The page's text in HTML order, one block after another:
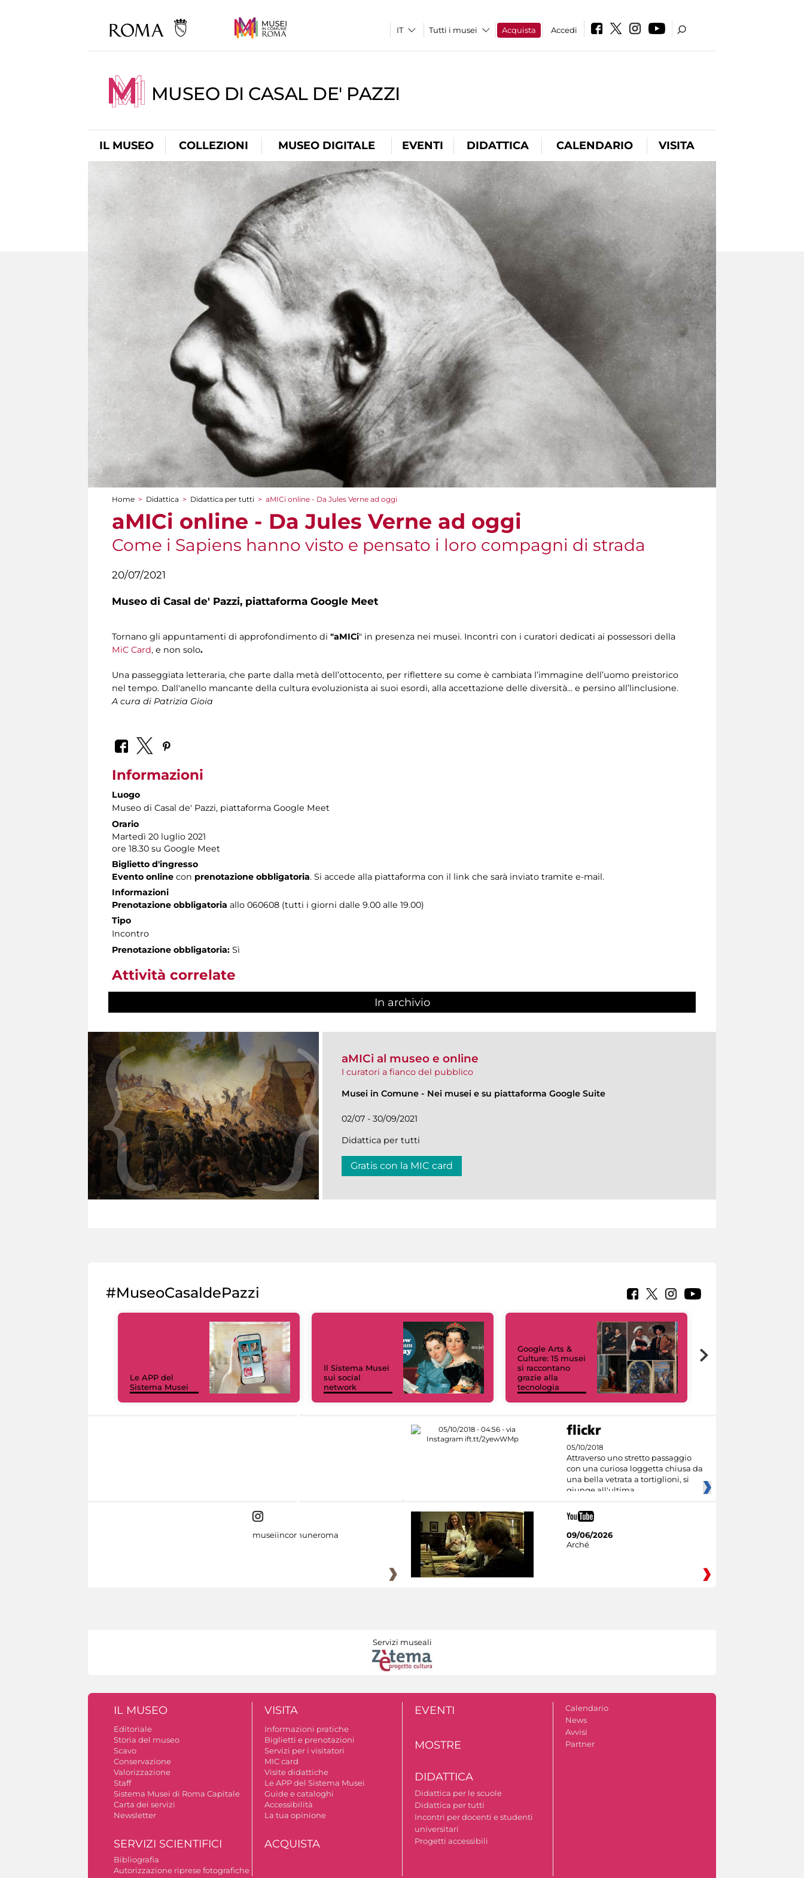
Tutti i musei Acquista Accedi
MUSEO DI CASAL DE' PAZZI
IL MUSEO COLLEZIONI MUSEO DIGITALE EVENTI DIDATTICA CALENDARIO VISITA
Tu sei qui
Home > Didattica > Didattica per tutti > aMICi online - Da Jules Verne ad oggi
aMICi online - Da Jules Verne ad oggi
Come i Sapiens hanno visto e pensato i loro compagni di strada
20/07/2021
Museo di Casal de' Pazzi, piattaforma Google Meet
Tornano gli appuntamenti di approfondimento di "aMICi" in presenza nei musei. Incontri con i curatori dedicati ai possessori della
MiC Card, e non solo.
Una passeggiata letteraria, che parte dalla metà dell’ottocento, per riflettere su come è cambiata l’immagine dell’uomo preistorico
nel tempo. Dall'anello mancante della cultura evoluzionista ai suoi esordi, alla accettazione delle diversità… e persino all’linclusione.
A cura di Patrizia Gioia
Informazioni
Luogo
Museo di Casal de' Pazzi, piattaforma Google Meet
Orario
Martedì 20 luglio 2021
ore 18.30 su Google Meet
Biglietto d'ingresso
Evento online con prenotazione obbligatoria. Si accede alla piattaforma con il link che sarà inviato tramite e-mail.
Informazioni
Prenotazione obbligatoria allo 060608 (tutti i giorni dalle 9.00 alle 19.00)
Tipo
Incontro
Prenotazione obbligatoria: Sì
Attività correlate
In archivio
aMICi al museo e online
I curatori a fianco del pubblico
Musei in Comune - Nei musei e su piattaforma Google Suite
02/07 - 30/09/2021
Didattica per tutti
Gratis con la MIC card
#MuseoCasaldePazzi
Le APP del
Sistema Musei
Il Sistema Musei
sui social
network
Google Arts &
Culture: 15 musei
si raccontano
grazie alla
tecnologia
05/10/2018
Attraverso uno stretto passaggio
con una curiosa loggetta chiusa da
una bella vetrata a tortiglioni, si
giunge all'ultima
museiincomuneroma
09/06/2026
Arché
Servizi museali
IL MUSEO
Editoriale
Storia del museo
Scavo
Conservazione
Valorizzazione
Staff
Sistema Musei di Roma Capitale
Carta dei servizi
Newsletter
SERVIZI SCIENTIFICI
Bibliografia
Autorizzazione riprese fotografiche
VISITA
Informazioni pratiche
Biglietti e prenotazioni
Servizi per i visitatori
MIC card
Visite didattiche
Le APP del Sistema Musei
Guide e cataloghi
Accessibilità
La tua opinione
ACQUISTA
EVENTI
MOSTRE
DIDATTICA
Didattica per le scuole
Didattica per tutti
Incontri per docenti e studenti
universitari
Progetti accessibili
Calendario
News
Avvisi
Partner